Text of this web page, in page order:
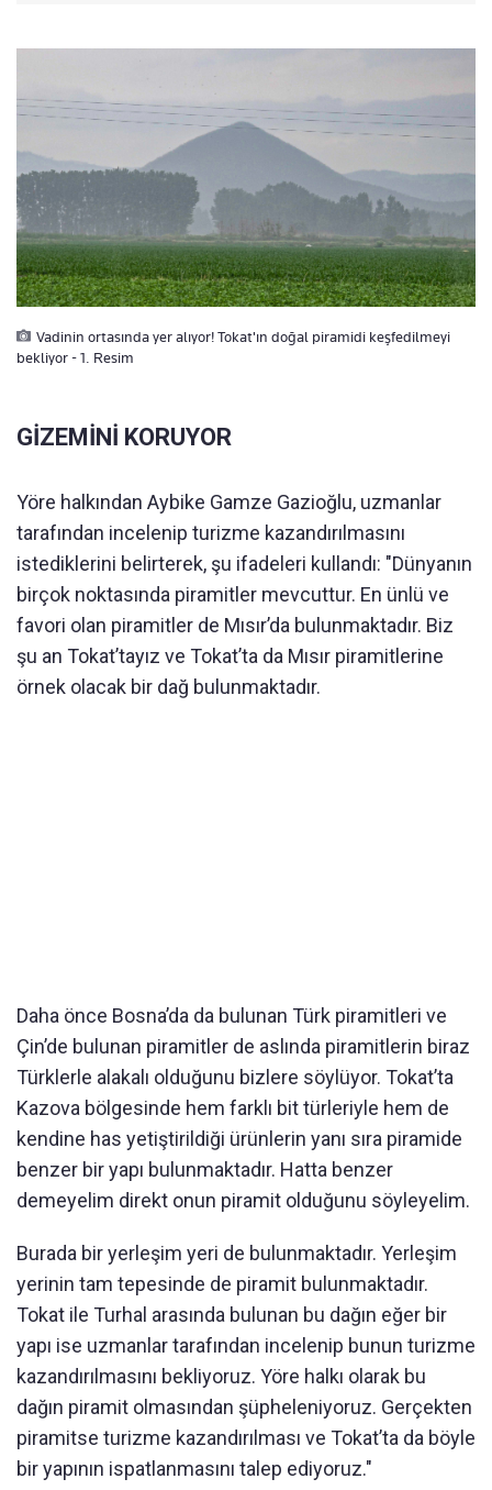
Vadinin ortasında yer alıyor! Tokat'ın doğal piramidi keşfedilmeyi
bekliyor - 1. Resim
GİZEMİNİ KORUYOR
Yöre halkından Aybike Gamze Gazioğlu, uzmanlar
tarafından incelenip turizme kazandırılmasını
istediklerini belirterek, şu ifadeleri kullandı: "Dünyanın
birçok noktasında piramitler mevcuttur. En ünlü ve
favori olan piramitler de Mısır’da bulunmaktadır. Biz
şu an Tokat’tayız ve Tokat’ta da Mısır piramitlerine
örnek olacak bir dağ bulunmaktadır.
Daha önce Bosna’da da bulunan Türk piramitleri ve
Çin’de bulunan piramitler de aslında piramitlerin biraz
Türklerle alakalı olduğunu bizlere söylüyor. Tokat’ta
Kazova bölgesinde hem farklı bit türleriyle hem de
kendine has yetiştirildiği ürünlerin yanı sıra piramide
benzer bir yapı bulunmaktadır. Hatta benzer
demeyelim direkt onun piramit olduğunu söyleyelim.
Burada bir yerleşim yeri de bulunmaktadır. Yerleşim
yerinin tam tepesinde de piramit bulunmaktadır.
Tokat ile Turhal arasında bulunan bu dağın eğer bir
yapı ise uzmanlar tarafından incelenip bunun turizme
kazandırılmasını bekliyoruz. Yöre halkı olarak bu
dağın piramit olmasından şüpheleniyoruz. Gerçekten
piramitse turizme kazandırılması ve Tokat’ta da böyle
bir yapının ispatlanmasını talep ediyoruz."